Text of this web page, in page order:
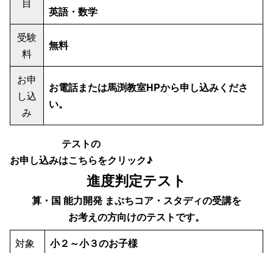
英語・数学
受験
料
無料
お申
し込
み
お電話または馬渕教室HPから申し込みくださ
い。
テストの
お申し込みはこちらをクリック♪
進度判定テスト
算・国 能力開発 まぶちコア・スタディの受講を
お考えの方向けのテストです。
対象
小２～小３のお子様